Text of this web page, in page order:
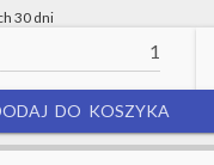
30 dni
DO KOSZYKA